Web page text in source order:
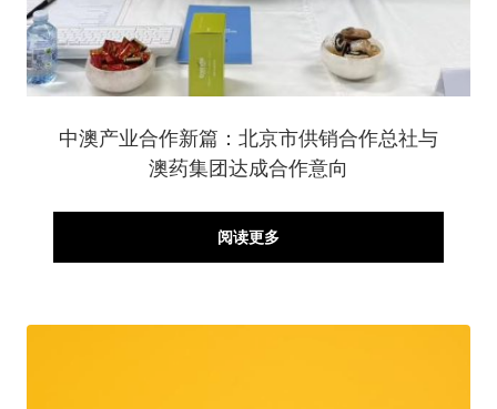
中澳产业合作新篇：北京市供销合作总社与
澳药集团达成合作意向
阅读更多